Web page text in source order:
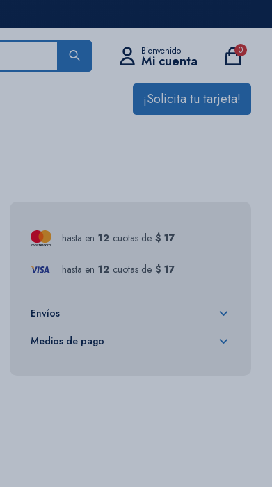
¡Solicita tu tarjeta!
0
hasta en 12 cuotas de $ 17
hasta en 12 cuotas de $ 17
Envíos
Medios de pago